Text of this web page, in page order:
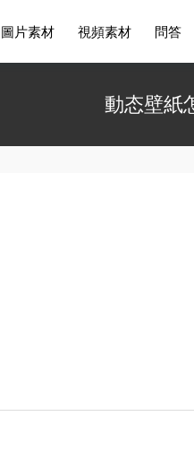
圖片素材 視頻素材 問答
動态壁紙